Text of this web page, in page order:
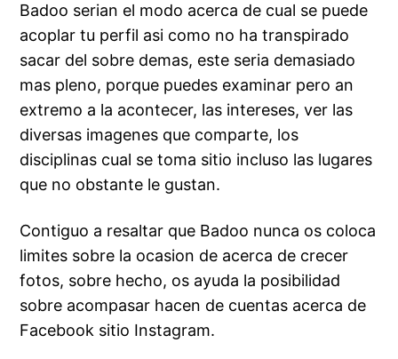
Badoo serian el modo acerca de cual se puede
acoplar tu perfil asi como no ha transpirado
sacar del sobre demas, este seria demasiado
mas pleno, porque puedes examinar pero an
extremo a la acontecer, las intereses, ver las
diversas imagenes que comparte, los
disciplinas cual se toma sitio incluso las lugares
que no obstante le gustan.
Contiguo a resaltar que Badoo nunca os coloca
limites sobre la ocasion de acerca de crecer
fotos, sobre hecho, os ayuda la posibilidad
sobre acompasar hacen de cuentas acerca de
Facebook sitio Instagram.